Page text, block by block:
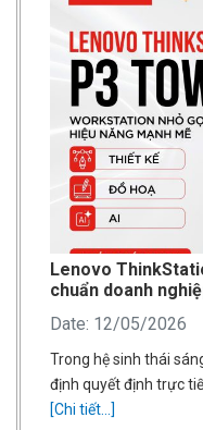
Lenovo
chuẩn doanh
Date: 12/05/2026
Trong hệ sinh thái
định quyết định trực
[Chi tiết...]